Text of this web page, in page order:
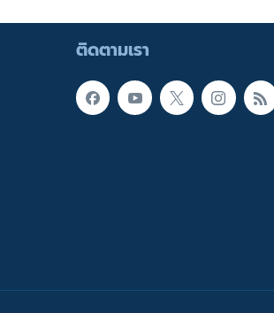
ติดตามเรา